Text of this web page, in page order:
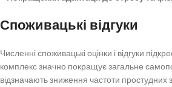
Споживацькі відгуки
Численні споживацькі оцінки і відгуки
комплекс значно покращує загальне
відзначають зниження частоти